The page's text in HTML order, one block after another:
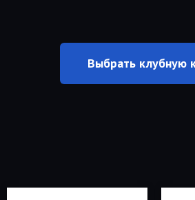
Выбрать клубную